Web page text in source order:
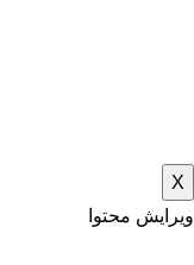
X
ویرایش محتوا